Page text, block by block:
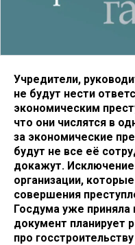
Учредители,
не будут нести
экономическим
что они числятся в
за экономические
будут не все её
докажут.
организации,
совершения
Госдума уже приняла
документ планирует
про